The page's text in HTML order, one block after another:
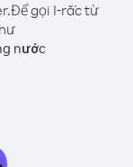
Để gọi I-rắc từ
nước